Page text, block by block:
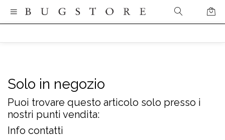
Solo in negozio
Puoi trovare questo articolo solo presso i
nostri punti vendita:
Info contatti